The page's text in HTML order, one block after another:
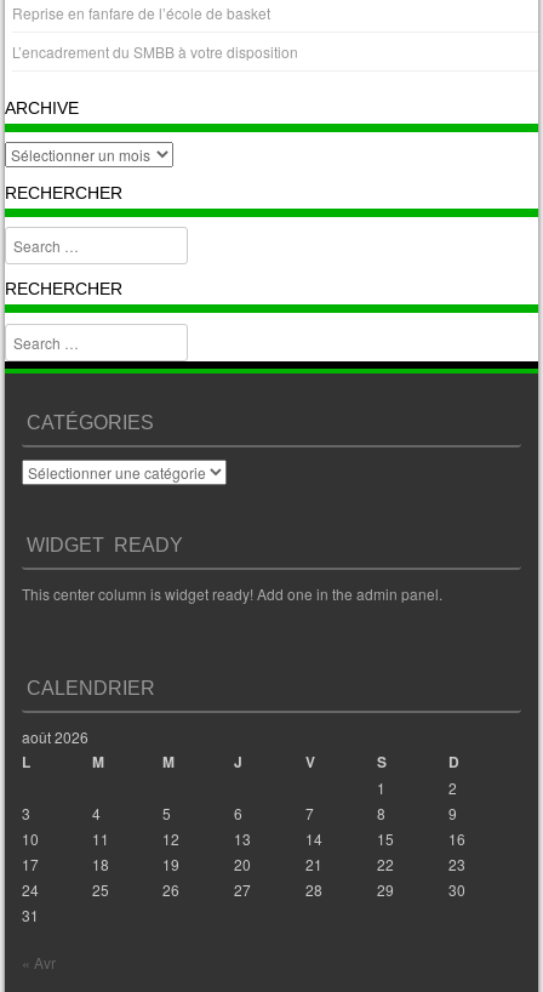
Reprise en fanfare de l’école de basket
L’encadrement du SMBB à votre disposition
ARCHIVE
archive
RECHERCHER
Search
RECHERCHER
Search
CATÉGORIES
Catégories
WIDGET READY
This center column is widget ready! Add one in the admin panel.
CALENDRIER
août 2026
L M M J V S D
1
2
3
4 5 6 7 8
9
10
11 12 13 14 15
16
17
18 19 20 21 22
23
24
25 26 27 28 29
30
31
« Avr